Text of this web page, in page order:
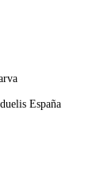
España